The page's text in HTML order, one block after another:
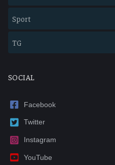
Sport
TG
SOCIAL
Facebook
Twitter
Instagram
YouTube